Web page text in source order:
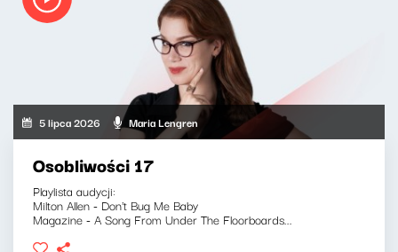
5 lipca 2026 Maria Lengren
Osobliwości 17
Playlista audycji:
Milton Allen - Don't Bug Me Baby
Magazine - A Song From Under The Floorboards...